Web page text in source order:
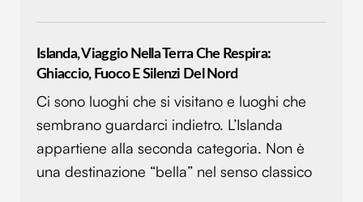
Islanda, Viaggio Nella Terra Che Respira:
Ghiaccio, Fuoco E Silenzi Del Nord
Ci sono luoghi che si visitano e luoghi che
sembrano guardarci indietro. L’Islanda
appartiene alla seconda categoria. Non è
una destinazione “bella” nel senso classico